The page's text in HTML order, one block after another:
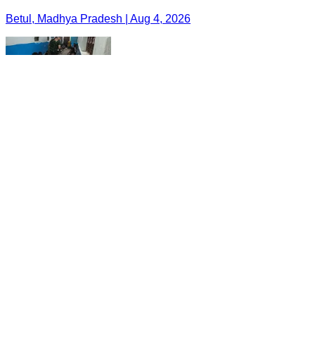
Betul, Madhya Pradesh | Aug 4, 2026